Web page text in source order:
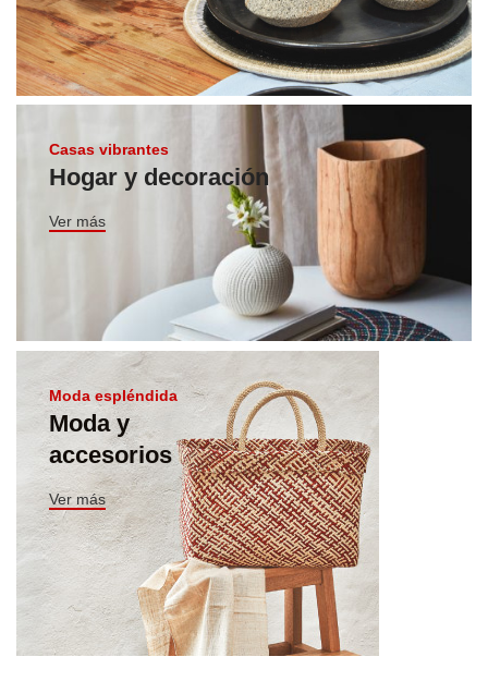
Casas vibrantes
Hogar y decoración
Ver más
Moda espléndida
Moda y
accesorios
Ver más